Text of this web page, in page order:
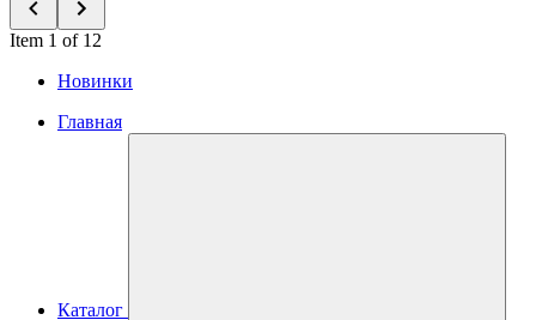
Item 1 of 12
Новинки
Главная
Каталог